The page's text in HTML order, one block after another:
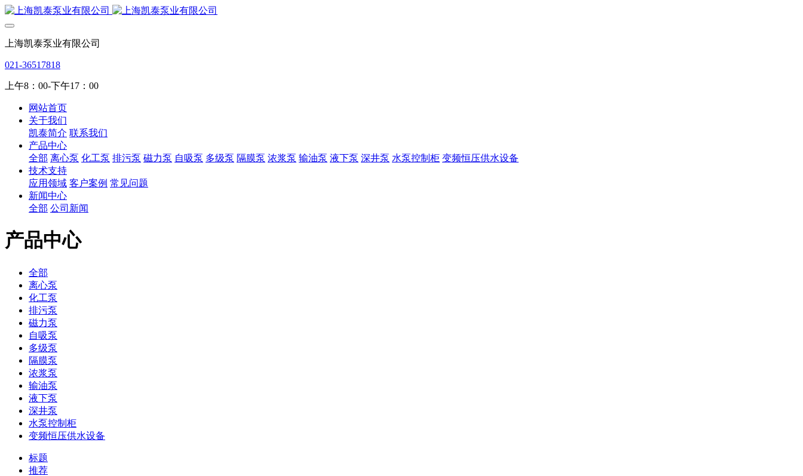
上海凯泰泵业有限公司
021-36517818
上午8：00-下午17：00
网站首页
关于我们
凯泰简介 联系我们
产品中心
全部 离心泵 化工泵 排污泵 磁力泵 自吸泵 多级泵 隔膜泵 浓浆泵 输油泵 液下泵 深井泵 水泵控制柜 变频恒压供水设备
技术支持
应用领域 客户案例 常见问题
新闻中心
全部 公司新闻
产品中心
全部
离心泵
化工泵
排污泵
磁力泵
自吸泵
多级泵
隔膜泵
浓浆泵
输油泵
液下泵
深井泵
水泵控制柜
变频恒压供水设备
标题
推荐